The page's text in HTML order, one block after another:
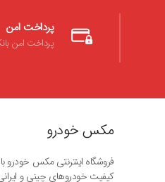
پرداخت امن
پرداخت امن
مکس خودرو
فروشگاه اینترنتی مکس خودرو
کیفیت خودروهای چینی و